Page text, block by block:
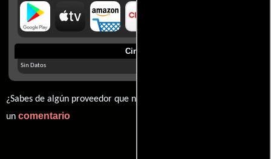
Cines
Sin Datos
¿Sabes de algún proveedor que no estamos mostrando? déjanos
un comentario